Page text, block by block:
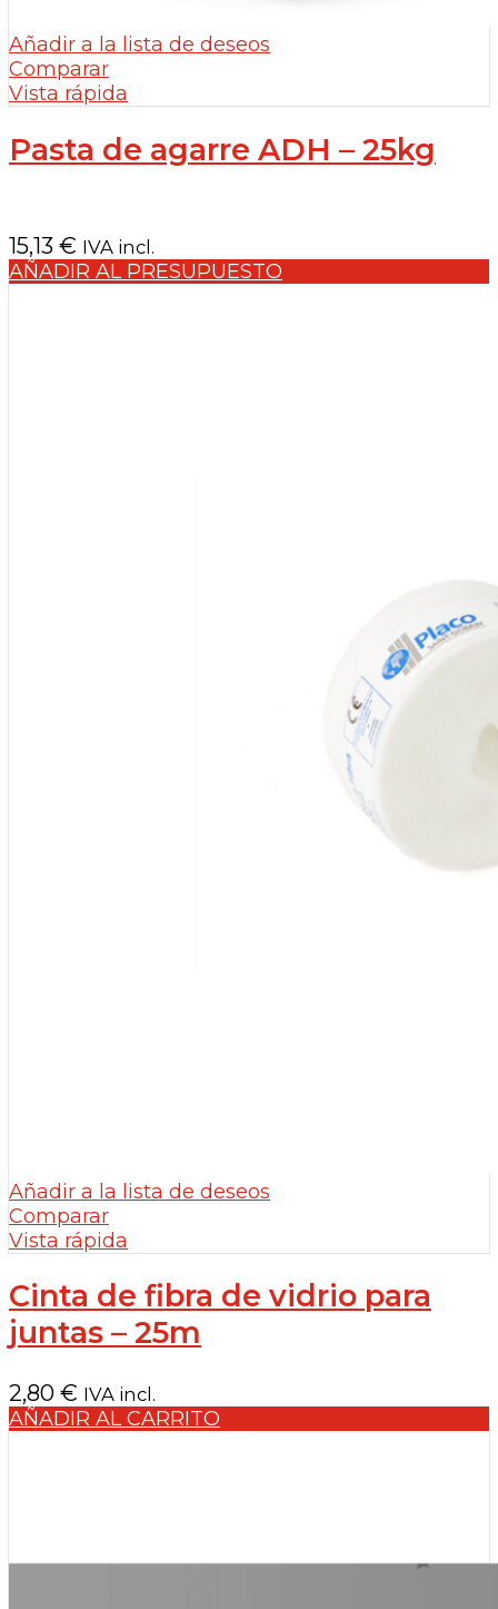
Añadir a la lista de deseos
Comparar
Vista rápida
Pasta de agarre ADH – 25kg
15,13 € IVA incl.
AÑADIR AL PRESUPUESTO
Añadir a la lista de deseos
Comparar
Vista rápida
Cinta de fibra de vidrio para
juntas – 25m
2,80 € IVA incl.
AÑADIR AL CARRITO